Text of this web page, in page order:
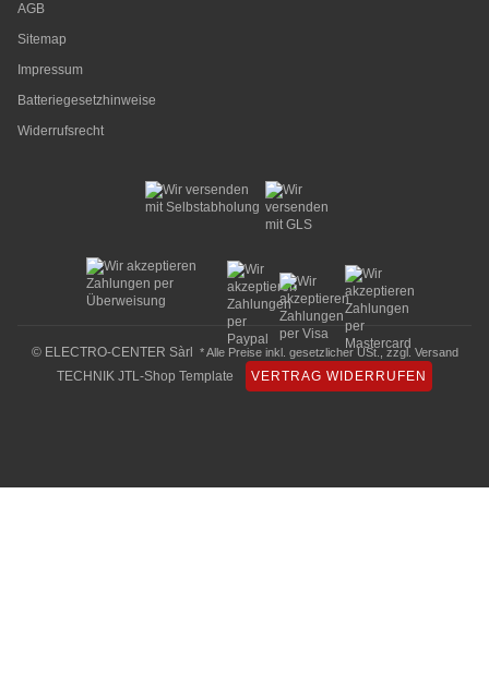
AGB
Sitemap
Impressum
Batteriegesetzhinweise
Widerrufsrecht
© ELECTRO-CENTER Sàrl * Alle Preise inkl. gesetzlicher USt., zzgl. Versand
TECHNIK JTL-Shop Template VERTRAG WIDERRUFEN